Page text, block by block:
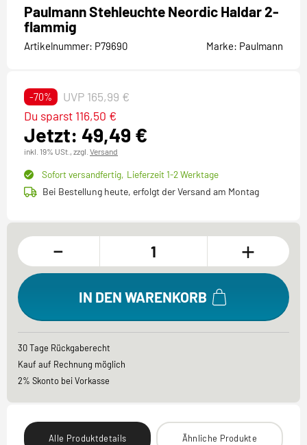
Paulmann Stehleuchte Neordic Haldar 2-
flammig
Artikelnummer: P79690 Marke: Paulmann
-70% UVP 165,99 €
Jetzt: 49,49 €
Du sparst 116,50 €
inkl. 19% USt., zzgl. Versand
Sofort versandfertig, Lieferzeit 1-2 Werktage
Bei Bestellung heute, erfolgt der Versand am Montag
- +
IN DEN WARENKORB
30 Tage Rückgaberecht
Kauf auf Rechnung möglich
2% Skonto bei Vorkasse
Alle Produktdetails Ähnliche Produkte